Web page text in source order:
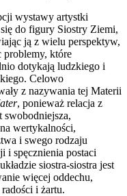
wystawy artystki
do figury Siostry Ziemi,
ją z wielu perspektyw,
problemy, które
dotykają ludzkiego i
Celowo
z nazywania tej Materii
, ponieważ relacja z
swobodniejsza,
wertykalności,
i swego rodzaju
i spęcznienia postaci
siostra-siostra jest
więcej oddechu,
i żartu.